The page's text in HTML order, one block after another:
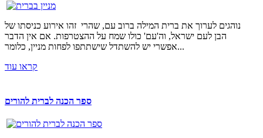
נוהגים לערוך את ברית המילה ברוב עם, שהרי זהו אירוע כניסתו של
הבן לעם ישראל, וה'עם' כולו שמח על ההצטרפות. אם אין הדבר
אפשרי יש להשתדל שישתתפו לפחות מניין, כלומר...
קראו עוד
ספר הכנה לברית להורים